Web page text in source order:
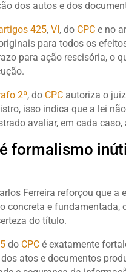
dos autos e dos
425,VI , do CPC e no
para todos os
para ação rescisória, o
2º, do CPC autoriza o
isso indica que a lei
avaliar, em cada
formalismo
Ferreira reforçou que
concreta e
do título.
do CPC é exatamente
atos e documentos